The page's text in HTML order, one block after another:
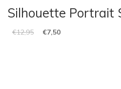
Silhouette Portrait
€12,95 €7,50